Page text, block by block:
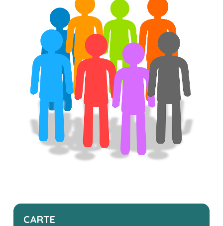
CARTE